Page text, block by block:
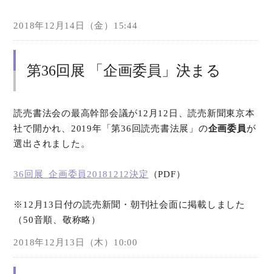
2018年12月14日（金）15:44
第36回展 「企画委員」決まる
読売書法会の最高幹部会議が12月12日、読売新聞東京本
社で開かれ、2019年「第36回読売書法展」の企画委員が
選出されました。
36回展_企画委員20181212決定 （PDF）
※12月13日付の読売新聞・朝刊社会面に掲載しました
（50音順、敬称略）
2018年12月13日（木）10:00